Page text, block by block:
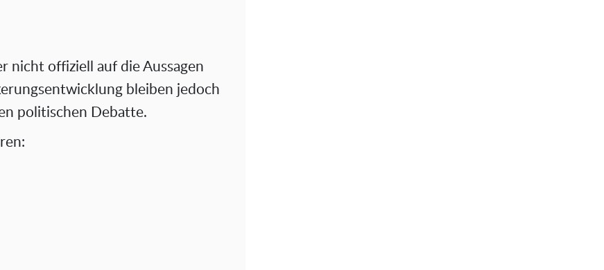
nicht offiziell auf die Aussagen
bleiben jedoch
politischen Debatte.